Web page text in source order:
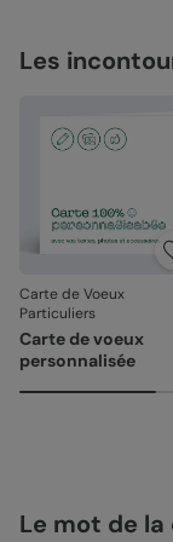
Les
Carte de Voeux
Particuliers
Carte de voeux
personnalisée
Le mot de